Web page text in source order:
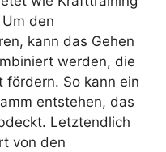
den
kann das Gehen
werden, die
fördern. So kann ein
entstehen, das
Letztendlich
von den